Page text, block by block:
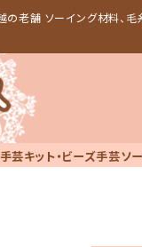
老舗 ソーイング材料、
手芸キット・ビーズ手芸ソ